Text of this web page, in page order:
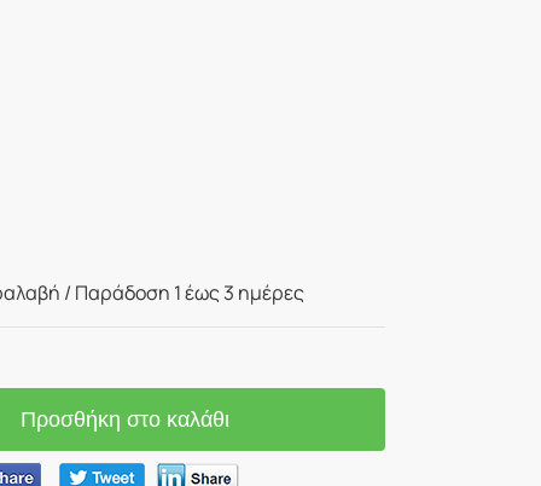
/ Παράδoση 1 έως 3 ημέρες
Προσθήκη στο καλάθι